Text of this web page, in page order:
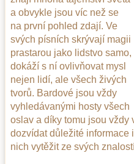
a obvykle jsou víc než se
na první pohled zdají. Ve
svých písních skrývají magii
prastarou jako lidstvo samo,
dokáží s ní ovlivňovat mysl
nejen lidí, ale všech živých
tvorů. Bardové jsou vždy
vyhledávanými hosty všech
oslav a díky tomu jsou vždy
dozvídat důležité informace
nich vytěžit ze svých